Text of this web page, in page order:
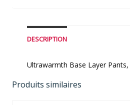
DESCRIPTION
Ultrawarmth Base Layer Pants,
Produits similaires